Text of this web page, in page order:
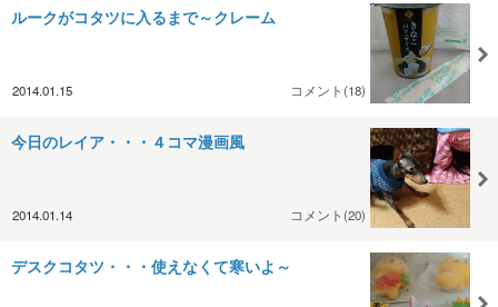
ルークがコタツに入るまで～クレーム
2014.01.15 コメント(18)
今日のレイア・・・４コマ漫画風
2014.01.14 コメント(20)
デスクコタツ・・・使えなくて寒いよ～